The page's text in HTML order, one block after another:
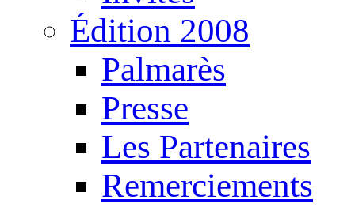
Édition 2008
Palmarès
Presse
Les Partenaires
Remerciements